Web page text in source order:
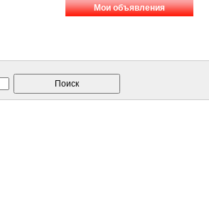
Мои объявления